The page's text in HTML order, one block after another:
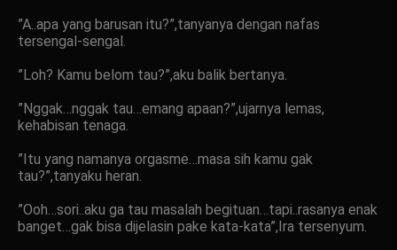
”A..apa yang barusan itu?”,tanyanya dengan nafas
tersengal-sengal.
”Loh? Kamu belom tau?”,aku balik bertanya.
”Nggak…nggak tau…emang apaan?”,ujarnya lemas,
kehabisan tenaga.
”Itu yang namanya orgasme…masa sih kamu gak
tau?”,tanyaku heran.
”Ooh…sori..aku ga tau masalah begituan…tapi..rasanya enak
banget…gak bisa dijelasin pake kata-kata”,Ira tersenyum.